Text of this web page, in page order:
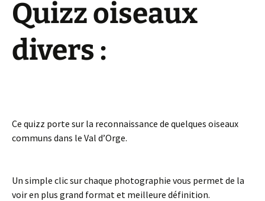
Quizz oiseaux
divers :
Ce quizz porte sur la reconnaissance de quelques oiseaux
communs dans le Val d’Orge.
Un simple clic sur chaque photographie vous permet de la
voir en plus grand format et meilleure définition.